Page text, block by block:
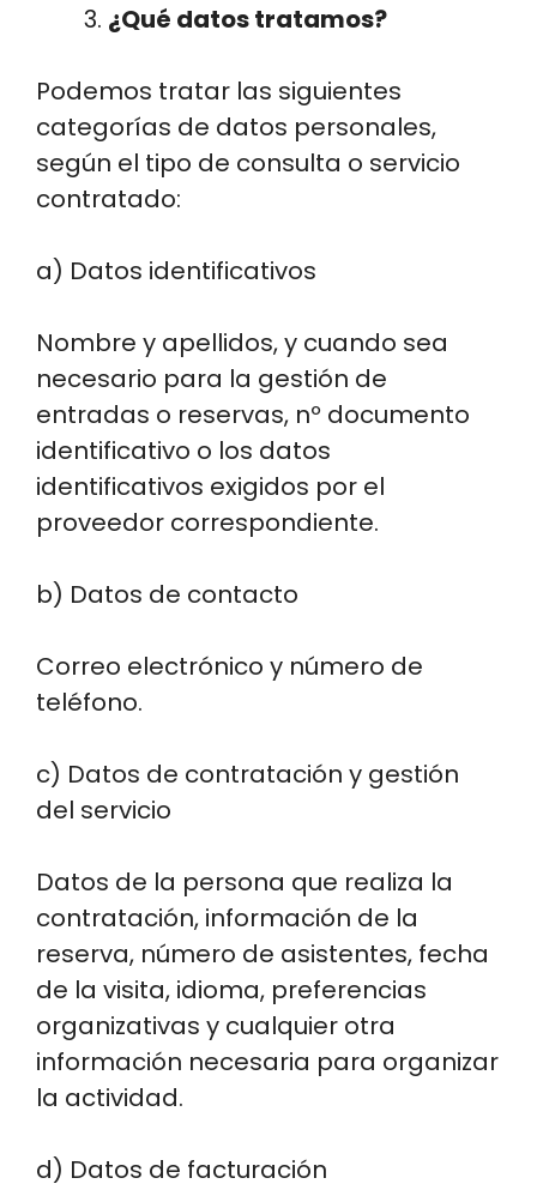
¿Qué datos tratamos?
Podemos tratar las siguientes
categorías de datos personales,
según el tipo de consulta o servicio
contratado:
a) Datos identificativos
Nombre y apellidos, y cuando sea
necesario para la gestión de
entradas o reservas, nº documento
identificativo o los datos
identificativos exigidos por el
proveedor correspondiente.
b) Datos de contacto
Correo electrónico y número de
teléfono.
c) Datos de contratación y gestión
del servicio
Datos de la persona que realiza la
contratación, información de la
reserva, número de asistentes, fecha
de la visita, idioma, preferencias
organizativas y cualquier otra
información necesaria para organizar
la actividad.
d) Datos de facturación